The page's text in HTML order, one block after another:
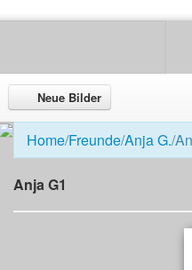
Neue Bilder
Home/Freunde/Anja G./
Anja G1